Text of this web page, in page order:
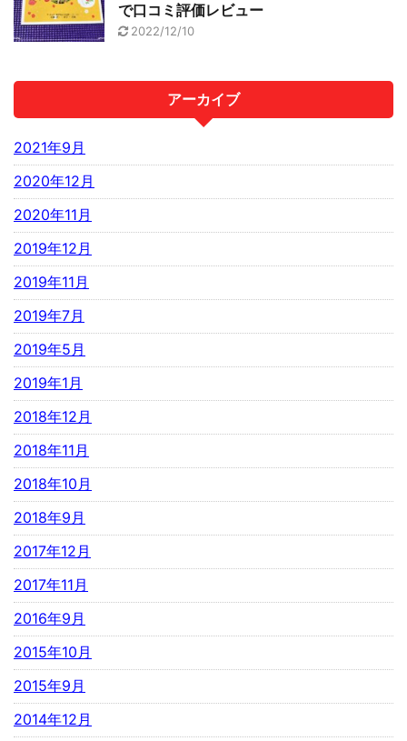
で口コミ評価レビュー
2022/12/10
アーカイブ
2021年9月
2020年12月
2020年11月
2019年12月
2019年11月
2019年7月
2019年5月
2019年1月
2018年12月
2018年11月
2018年10月
2018年9月
2017年12月
2017年11月
2016年9月
2015年10月
2015年9月
2014年12月